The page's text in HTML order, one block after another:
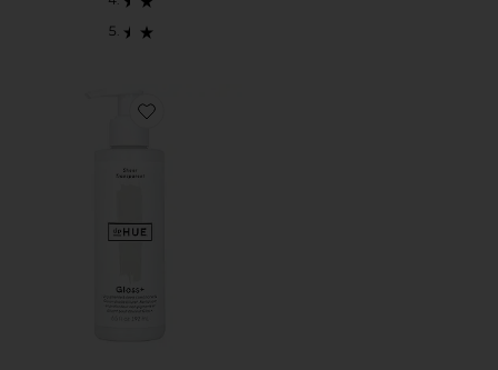
Favorite ACONDICIONADOR GLOSS+